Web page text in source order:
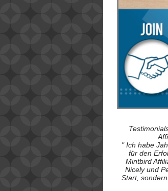
" Ich habe
für den
Mintbird
Nicely und
Start,